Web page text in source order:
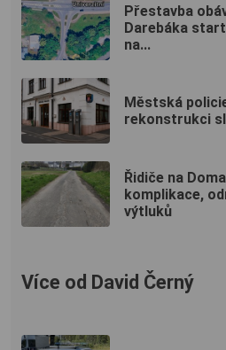
Přestavba
Darebáka
na...
Městská
rekonstrukci
Řidiče na
komplikace,
výtluků
Více od David Černý